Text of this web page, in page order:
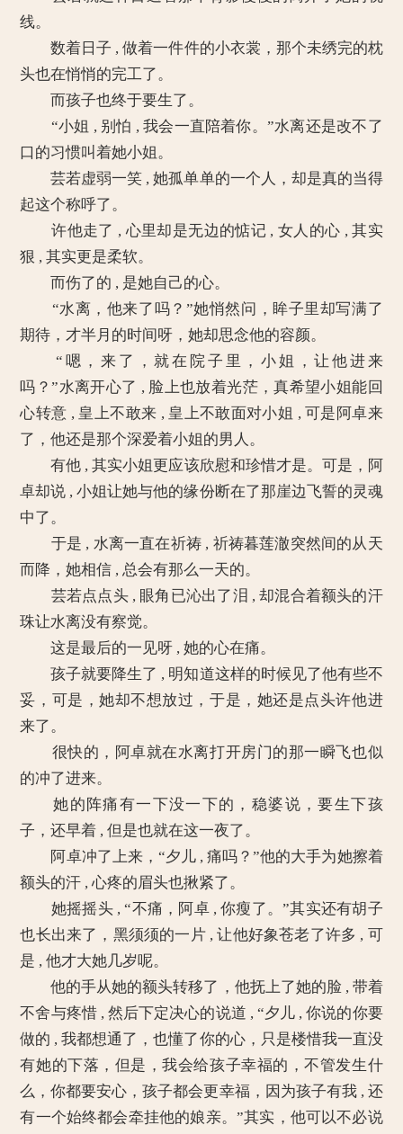
线。
数着日子 , 做着一件件的小衣裳，那个未绣完的枕
头也在悄悄的完工了。
而孩子也终于要生了。
“小姐 , 别怕 , 我会一直陪着你。”水离还是改不了
口的习惯叫着她小姐。
芸若虚弱一笑 , 她孤单单的一个人，却是真的当得
起这个称呼了。
许他走了 , 心里却是无边的惦记 , 女人的心 , 其实
狠 , 其实更是柔软。
而伤了的 , 是她自己的心。
“水离，他来了吗？”她悄然问，眸子里却写满了
期待，才半月的时间呀，她却思念他的容颜。
“嗯，来了，就在院子里，小姐，让他进来
吗？”水离开心了 , 脸上也放着光茫，真希望小姐能回
心转意 , 皇上不敢来 , 皇上不敢面对小姐 , 可是阿卓来
了，他还是那个深爱着小姐的男人。
有他 , 其实小姐更应该欣慰和珍惜才是。可是，阿
卓却说 , 小姐让她与他的缘份断在了那崖边飞誓的灵魂
中了。
于是 , 水离一直在祈祷 , 祈祷暮莲澈突然间的从天
而降，她相信 , 总会有那么一天的。
芸若点点头 , 眼角已沁出了泪 , 却混合着额头的汗
珠让水离没有察觉。
这是最后的一见呀 , 她的心在痛。
孩子就要降生了 , 明知道这样的时候见了他有些不
妥，可是，她却不想放过，于是，她还是点头许他进
来了。
很快的，阿卓就在水离打开房门的那一瞬飞也似
的冲了进来。
她的阵痛有一下没一下的，稳婆说，要生下孩
子，还早着 , 但是也就在这一夜了。
阿卓冲了上来，“夕儿 , 痛吗？”他的大手为她擦着
额头的汗 , 心疼的眉头也揪紧了。
她摇摇头 , “不痛，阿卓 , 你瘦了。”其实还有胡子
也长出来了，黑须须的一片 , 让他好象苍老了许多 , 可
是 , 他才大她几岁呢。
他的手从她的额头转移了，他抚上了她的脸 , 带着
不舍与疼惜 , 然后下定决心的说道 , “夕儿 , 你说的你要
做的 , 我都想通了，也懂了你的心，只是楼惜我一直没
有她的下落，但是，我会给孩子幸福的，不管发生什
么，你都要安心，孩子都会更幸福，因为孩子有我 , 还
有一个始终都会牵挂他的娘亲。”其实，他可以不必说